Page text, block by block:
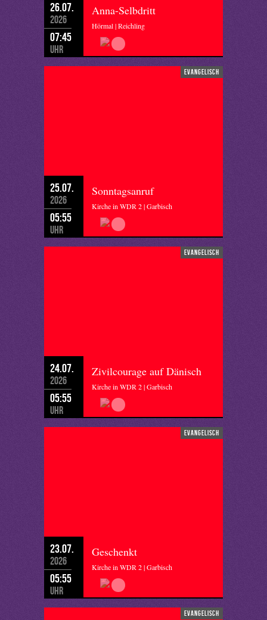
26.07.
2026
07:45
Uhr
Anna-Selbdritt
Hörmal | Reichling
evangelisch
25.07.
2026
05:55
Uhr
Sonntagsanruf
Kirche in WDR 2 | Garbisch
evangelisch
24.07.
2026
05:55
Uhr
Zivilcourage auf Dänisch
Kirche in WDR 2 | Garbisch
evangelisch
23.07.
2026
05:55
Uhr
Geschenkt
Kirche in WDR 2 | Garbisch
evangelisch